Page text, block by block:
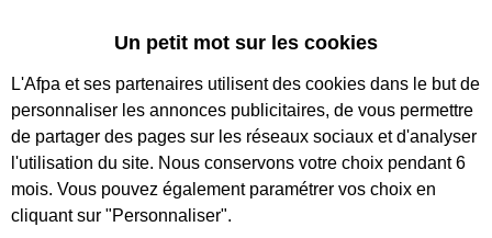
ACTUALITÉS
Recherchez une actualité
Tout supprimer
Un petit mot sur les cookies
L'Afpa et ses partenaires utilisent des cookies dans le but de
personnaliser les annonces publicitaires, de vous permettre
de partager des pages sur les réseaux sociaux et d'analyser
l'utilisation du site. Nous conservons votre choix pendant 6
mois. Vous pouvez également paramétrer vos choix en
cliquant sur "Personnaliser".